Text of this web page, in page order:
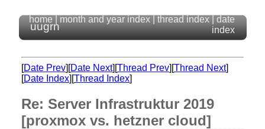
uugrn
home month and year index thread index
date
index
[Date Prev][Date Next][Thread Prev][Thread Next]
[Date Index][Thread Index]
Re: Server Infrastruktur 2019
[proxmox vs. hetzner cloud]